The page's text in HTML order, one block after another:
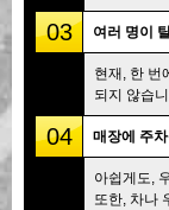
03 여러 명이
현재, 한 번
되지 않습니
04 매장에 주
아쉽게도,
또한, 차나